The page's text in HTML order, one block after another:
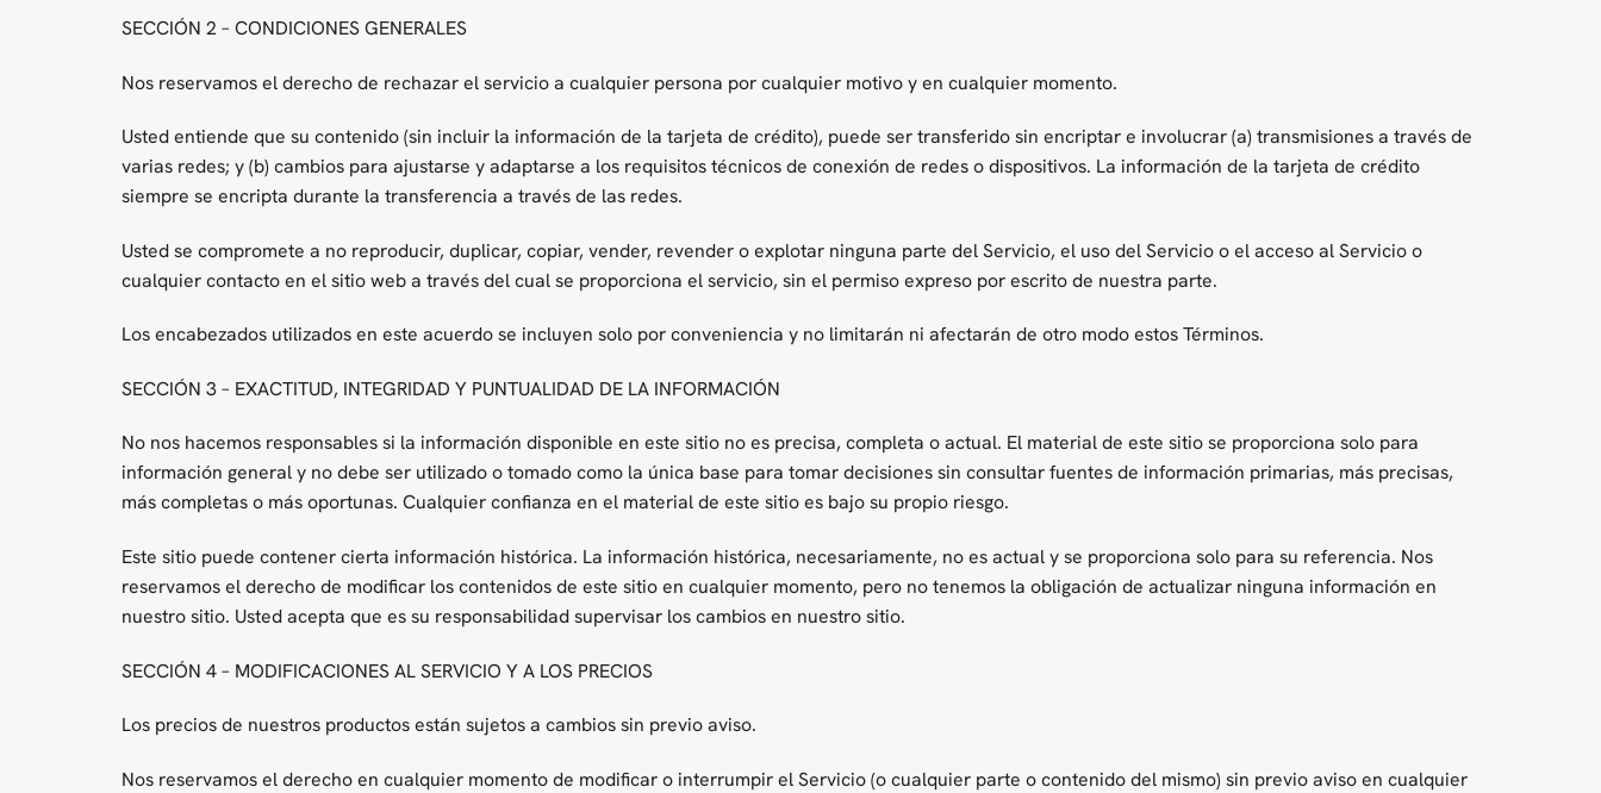
SECCIÓN 2 – CONDICIONES GENERALES
Nos reservamos el derecho de rechazar el servicio a cualquier persona por cualquier motivo y en cualquier momento.
Usted entiende que su contenido (sin incluir la información de la tarjeta de crédito), puede ser transferido sin encriptar e involucrar (a) transmisiones a través de
varias redes; y (b) cambios para ajustarse y adaptarse a los requisitos técnicos de conexión de redes o dispositivos. La información de la tarjeta de crédito
siempre se encripta durante la transferencia a través de las redes.
Usted se compromete a no reproducir, duplicar, copiar, vender, revender o explotar ninguna parte del Servicio, el uso del Servicio o el acceso al Servicio o
cualquier contacto en el sitio web a través del cual se proporciona el servicio, sin el permiso expreso por escrito de nuestra parte.
Los encabezados utilizados en este acuerdo se incluyen solo por conveniencia y no limitarán ni afectarán de otro modo estos Términos.
SECCIÓN 3 – EXACTITUD, INTEGRIDAD Y PUNTUALIDAD DE LA INFORMACIÓN
No nos hacemos responsables si la información disponible en este sitio no es precisa, completa o actual. El material de este sitio se proporciona solo para
información general y no debe ser utilizado o tomado como la única base para tomar decisiones sin consultar fuentes de información primarias, más precisas,
más completas o más oportunas. Cualquier confianza en el material de este sitio es bajo su propio riesgo.
Este sitio puede contener cierta información histórica. La información histórica, necesariamente, no es actual y se proporciona solo para su referencia. Nos
reservamos el derecho de modificar los contenidos de este sitio en cualquier momento, pero no tenemos la obligación de actualizar ninguna información en
nuestro sitio. Usted acepta que es su responsabilidad supervisar los cambios en nuestro sitio.
SECCIÓN 4 – MODIFICACIONES AL SERVICIO Y A LOS PRECIOS
Los precios de nuestros productos están sujetos a cambios sin previo aviso.
Nos reservamos el derecho en cualquier momento de modificar o interrumpir el Servicio (o cualquier parte o contenido del mismo) sin previo aviso en cualquier